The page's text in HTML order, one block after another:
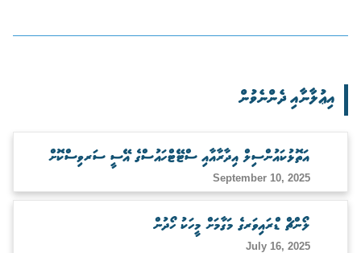
އިޢުލާނާއި ދެންނެވުން
އަތޮޅުކައުންސިލް އިދާރާއާއި ސްޓޭޓްހައުސްގެ އޭސީ ސަރވިސްކޮށް
ބަލަހައްޓާނެ ފަރާތެއް ހޯދުން
September 10, 2025
ލޯންޗް ޑްރައިވަރގެ މަގާމަށް މީހަކު ހޯދުން
July 16, 2025